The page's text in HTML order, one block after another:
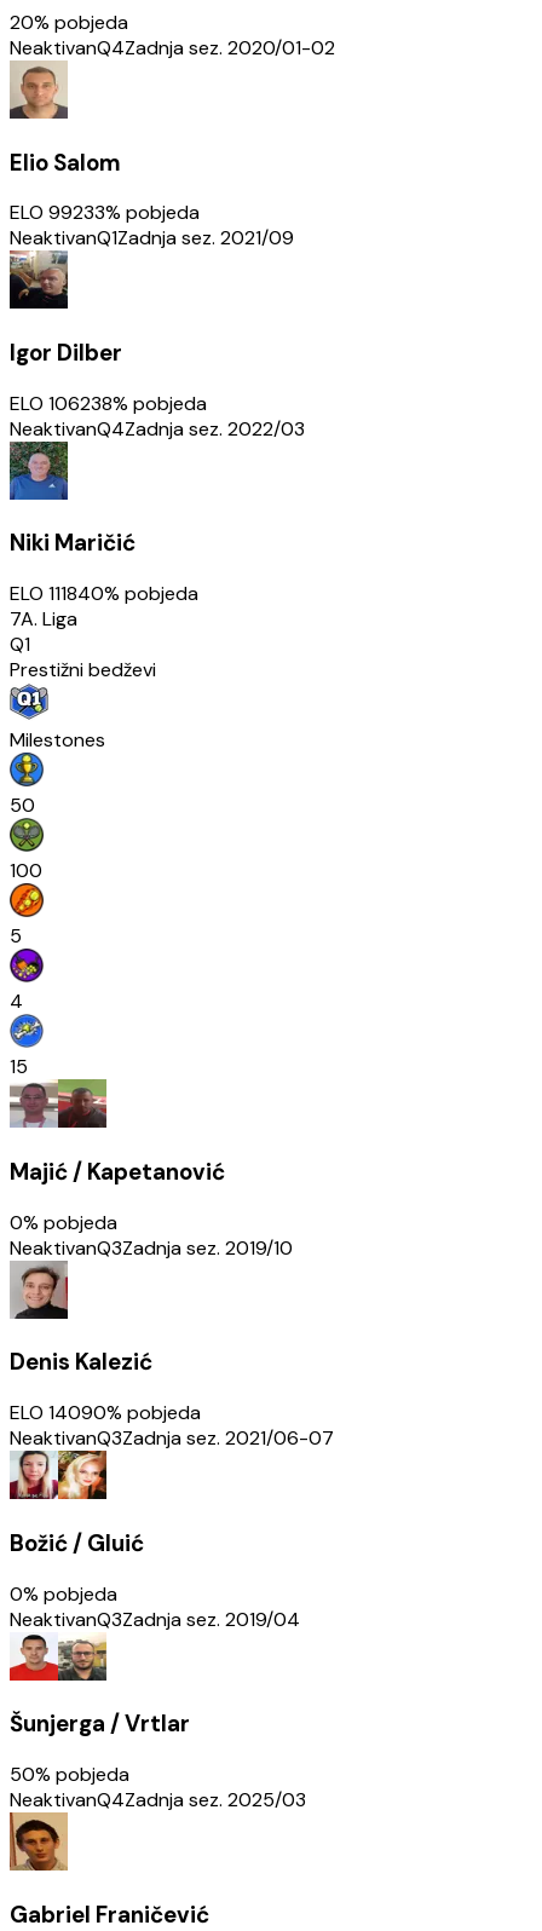
20% pobjeda
NeaktivanQ4Zadnja sez. 2020/01-02
Elio Salom
ELO 99233% pobjeda
NeaktivanQ1Zadnja sez. 2021/09
Igor Dilber
ELO 106238% pobjeda
NeaktivanQ4Zadnja sez. 2022/03
Niki Maričić
ELO 111840% pobjeda
7A. Liga
Q1
Prestižni bedževi
Milestones
50
100
5
4
15
Majić / Kapetanović
0% pobjeda
NeaktivanQ3Zadnja sez. 2019/10
Denis Kalezić
ELO 14090% pobjeda
NeaktivanQ3Zadnja sez. 2021/06-07
Božić / Gluić
0% pobjeda
NeaktivanQ3Zadnja sez. 2019/04
Šunjerga / Vrtlar
50% pobjeda
NeaktivanQ4Zadnja sez. 2025/03
Gabriel Franičević